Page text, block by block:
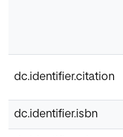
dc.identifier.citation
dc.identifier.isbn